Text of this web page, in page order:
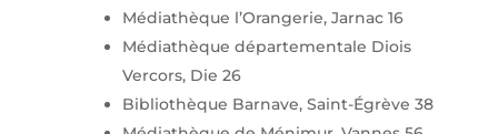
Médiathèque l’Orangerie, Jarnac 16
Médiathèque départementale Diois
Vercors, Die 26
Bibliothèque Barnave, Saint-Égrève 38